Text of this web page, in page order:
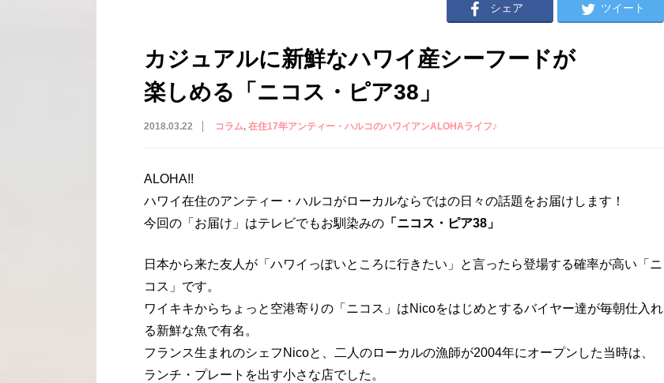
シェア ツイート
カジュアルに新鮮なハワイ産シーフードが
楽しめる「ニコス・ピア38」
2018.03.22 コラム 在住17年アンティー・ハルコのハワイアンALOHAライフ♪
ALOHA!!
ハワイ在住のアンティー・ハルコがローカルならではの日々の話題をお届けします！
今回の「お届け」はテレビでもお馴染みの 「ニコス・ピア38」
日本から来た友人が「ハワイっぽいところに行きたい」と言ったら登場する確率が高い「ニ
コス」です。
ワイキキからちょっと空港寄りの「ニコス」はNicoをはじめとするバイヤー達が毎朝仕入れ
る新鮮な魚で有名。
フランス生まれのシェフNicoと、二人のローカルの漁師が2004年にオープンした当時は、
ランチ・プレートを出す小さな店でした。